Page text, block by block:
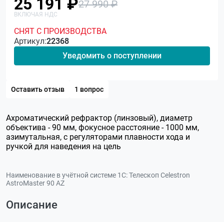
25 191 ₽27 990 ₽
СНЯТ С ПРОИЗВОДСТВА
Артикул:22368
Уведомить о поступлении
Оставить отзыв 1 вопрос
Ахроматический рефрактор (линзовый), диаметр
объектива - 90 мм, фокусное расстояние - 1000 мм,
азимутальная, с регуляторами плавности хода и
ручкой для наведения на цель
Наименование в учётной системе 1С:Телескоп Celestron
AstroMaster 90 AZ
Описание